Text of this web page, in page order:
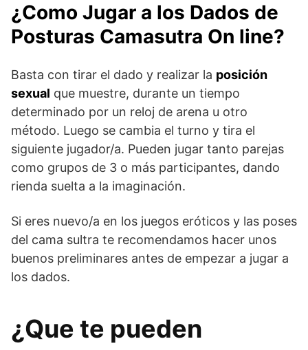
¿Como Jugar a los Dados de
Posturas Camasutra On line?
Basta con tirar el dado y realizar la posición
sexual que muestre, durante un tiempo
determinado por un reloj de arena u otro
método. Luego se cambia el turno y tira el
siguiente jugador/a. Pueden jugar tanto parejas
como grupos de 3 o más participantes, dando
rienda suelta a la imaginación.
Si eres nuevo/a en los juegos eróticos y las poses
del cama sultra te recomendamos hacer unos
buenos preliminares antes de empezar a jugar a
los dados.
¿Que te pueden